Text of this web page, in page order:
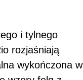
i tylnego
rozjaśniają
wykończona w